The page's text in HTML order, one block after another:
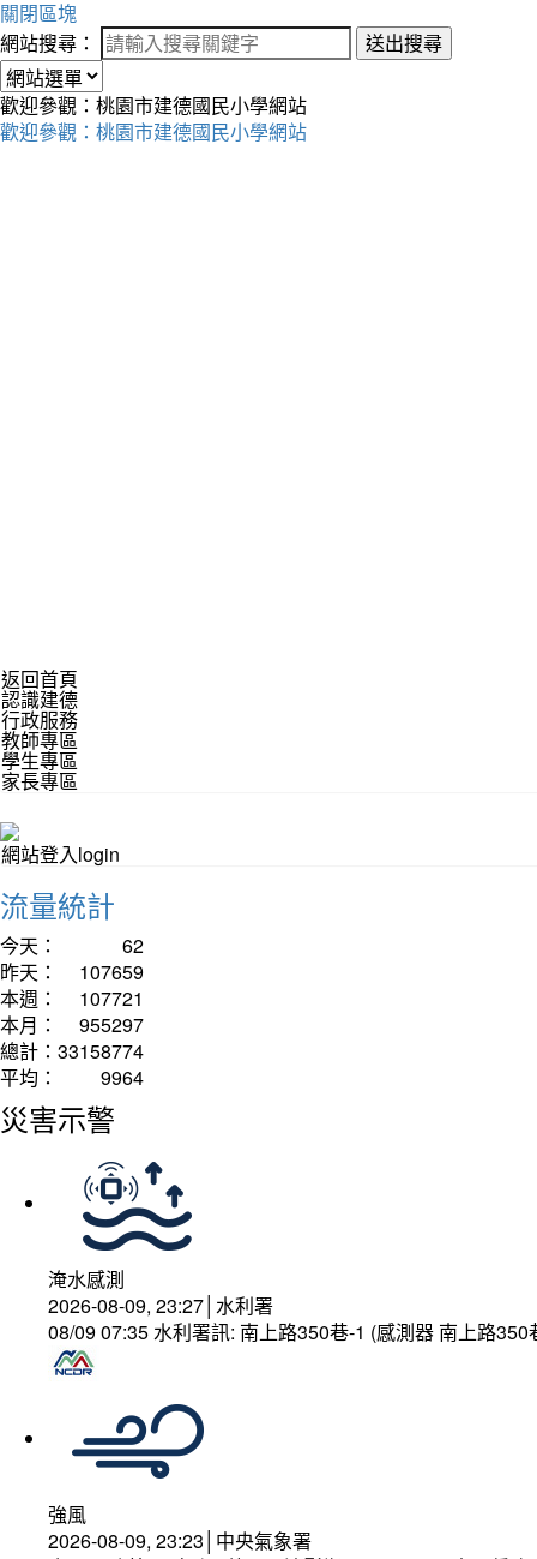
關閉區塊
網站搜尋：
送出搜尋
歡迎參觀：桃園市建德國民小學網站
歡迎參觀：桃園市建德國民小學網站
返回首頁
認識建德
行政服務
教師專區
學生專區
家長專區
網站登入login
流量統計
今天：
62
昨天：
107659
本週：
107721
本月：
955297
總計： 33158774
平均：
9964
災害示警
淹水感測
2026-08-09, 23:27│水利署
08/09 07:35 水利署訊: 南上路350巷-1 (感測器 南上路
強風
2026-08-09, 23:23│中央氣象署